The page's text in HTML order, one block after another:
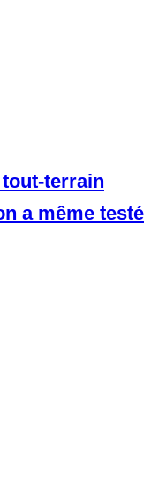
terrain
a même testé